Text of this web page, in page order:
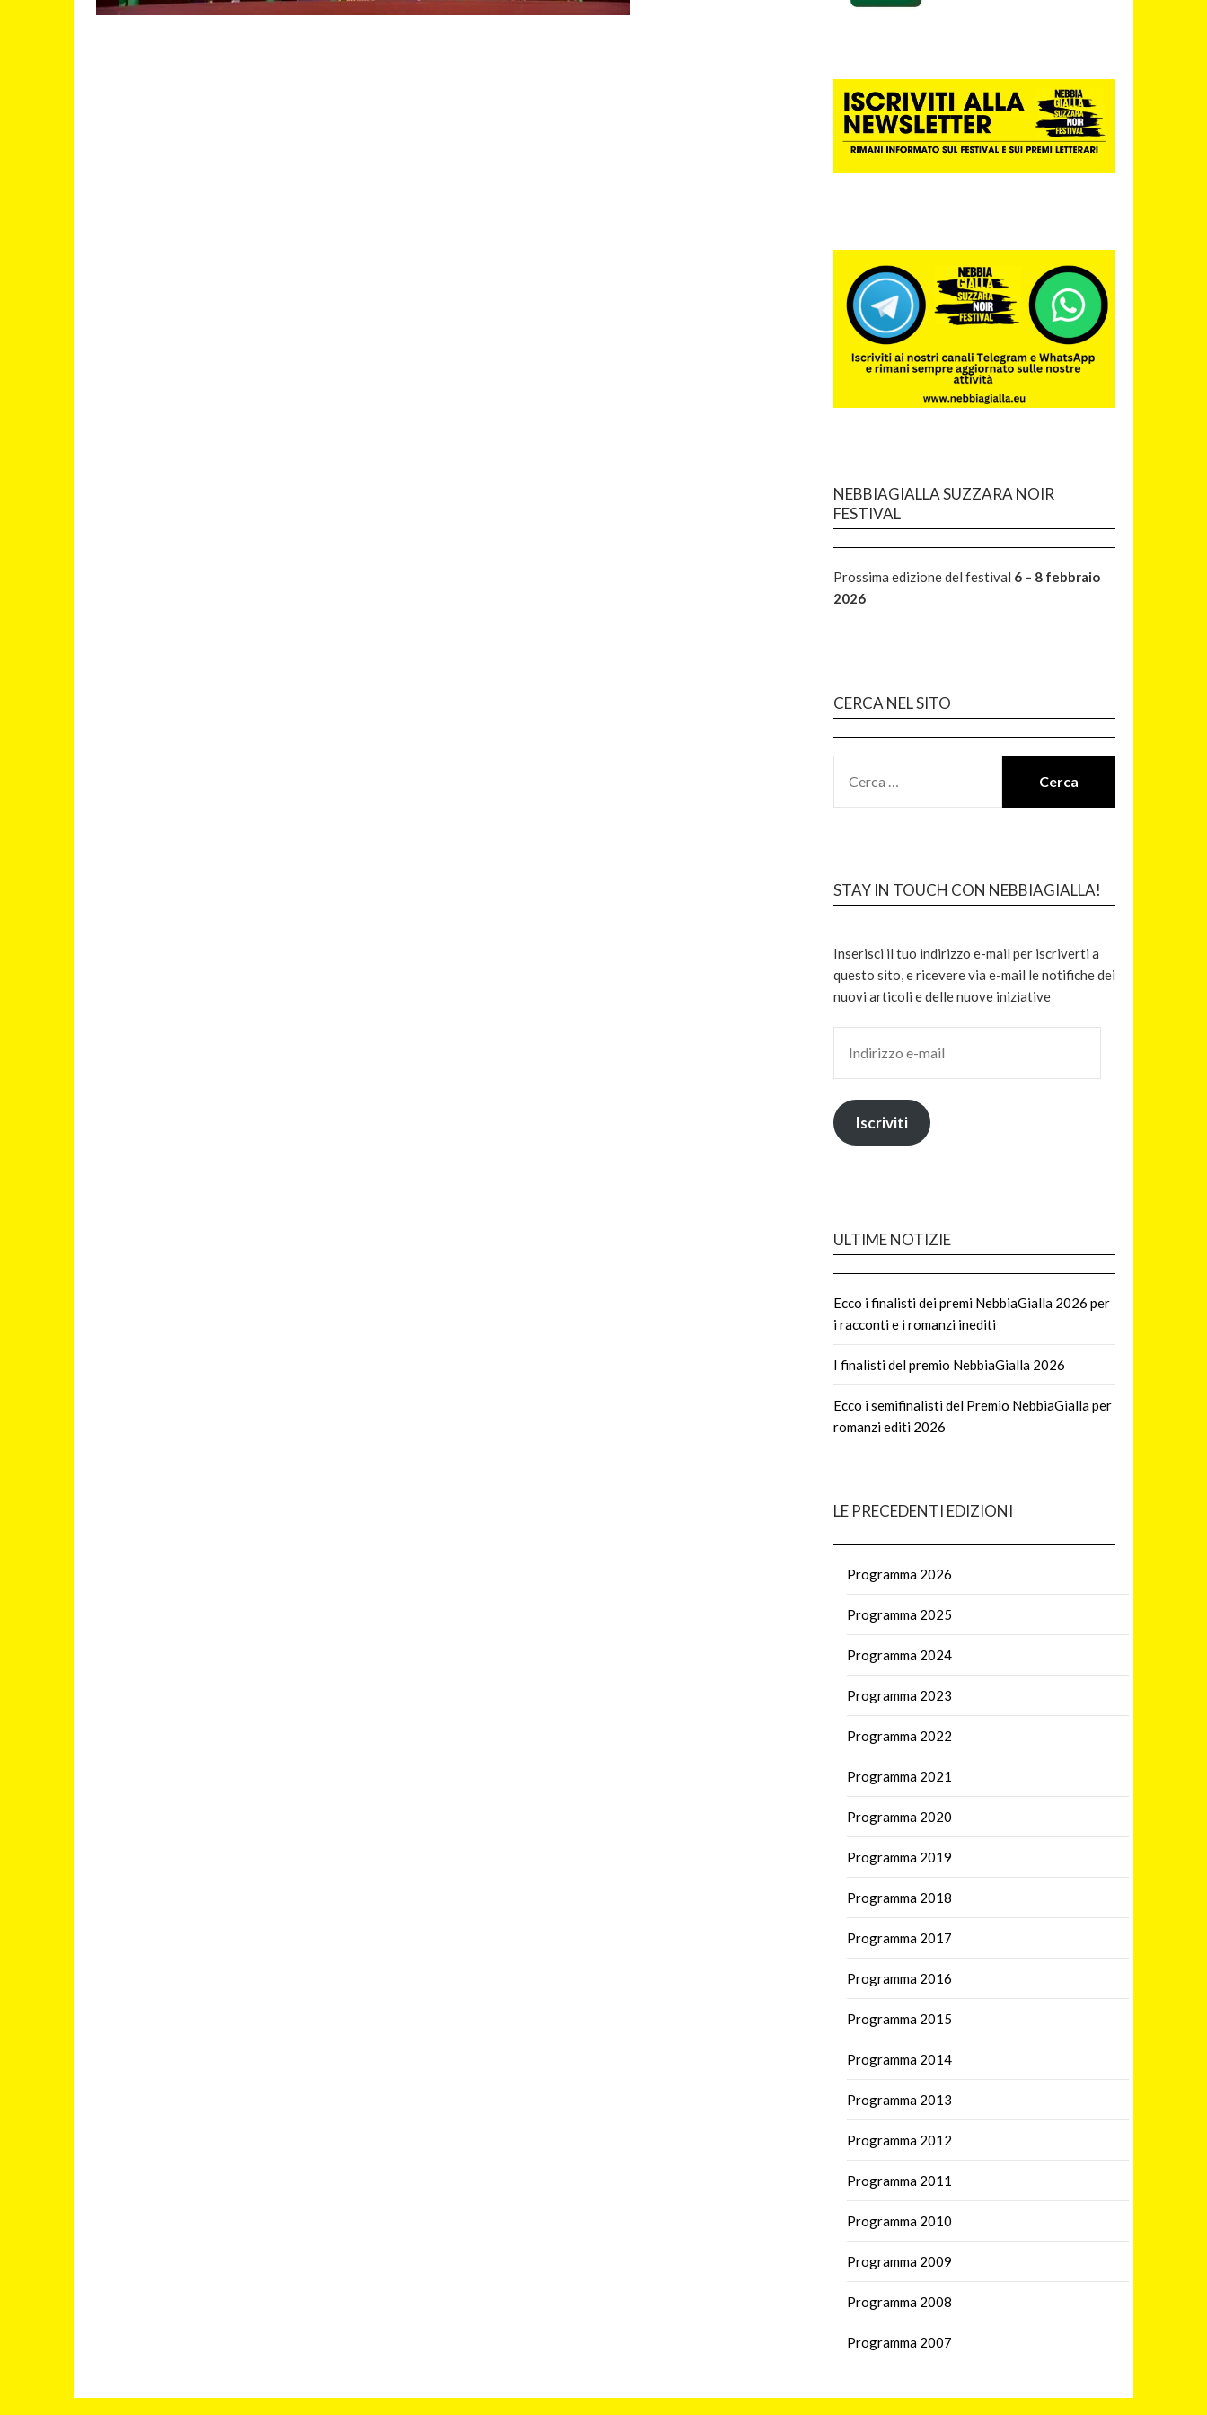
NEBBIAGIALLA SUZZARA NOIR
FESTIVAL
Prossima edizione del festival 6 – 8 febbraio
2026
CERCA NEL SITO
STAY IN TOUCH CON NEBBIAGIALLA!
Inserisci il tuo indirizzo e-mail per iscriverti a
questo sito, e ricevere via e-mail le notifiche dei
nuovi articoli e delle nuove iniziative
Iscriviti
ULTIME NOTIZIE
Ecco i finalisti dei premi NebbiaGialla 2026 per
i racconti e i romanzi inediti
I finalisti del premio NebbiaGialla 2026
Ecco i semifinalisti del Premio NebbiaGialla per
romanzi editi 2026
LE PRECEDENTI EDIZIONI
Programma 2026
Programma 2025
Programma 2024
Programma 2023
Programma 2022
Programma 2021
Programma 2020
Programma 2019
Programma 2018
Programma 2017
Programma 2016
Programma 2015
Programma 2014
Programma 2013
Programma 2012
Programma 2011
Programma 2010
Programma 2009
Programma 2008
Programma 2007